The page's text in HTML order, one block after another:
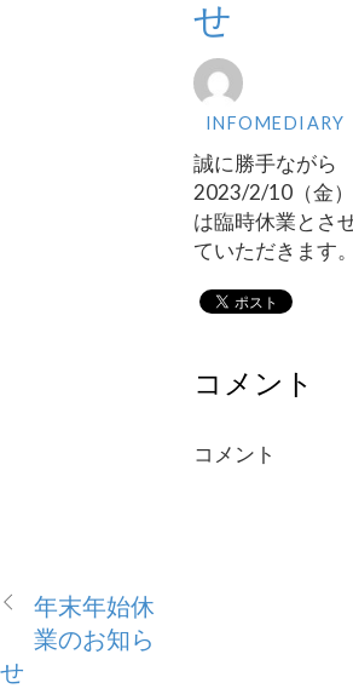
せ
INFOMEDIARY
誠に勝手ながら
2023/2/10（金）
は臨時休業とさ
ていただきます。
コメント
コメント
年末年始休
業のお知ら
せ